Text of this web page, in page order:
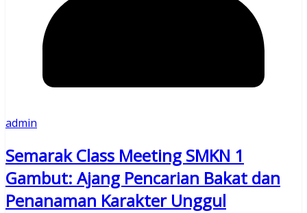
admin
Semarak Class Meeting SMKN 1
Gambut: Ajang Pencarian Bakat dan
Penanaman Karakter Unggul